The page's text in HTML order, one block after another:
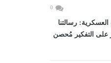
0
العسكرية: رسالتنا
على التفكير مُحصن